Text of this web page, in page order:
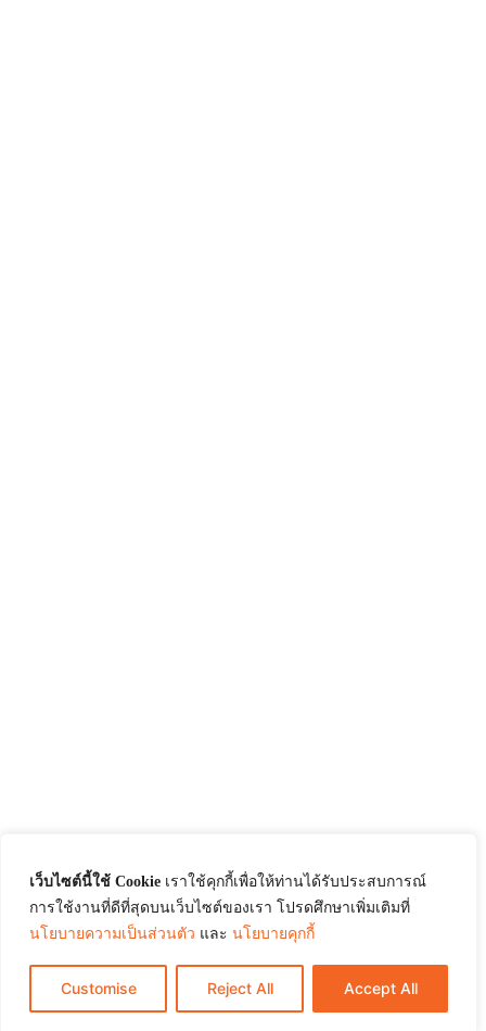
เว็บไซต์นี้ใช้ Cookie เราใช้คุกกี้เพื่อให้ท่านได้รับประสบการณ์
การใช้งานที่ดีที่สุดบนเว็บไซต์ของเรา โปรดศึกษาเพิ่มเติมที่
นโยบายความเป็นส่วนตัว และ นโยบายคุกกี้
Customise Reject All Accept All